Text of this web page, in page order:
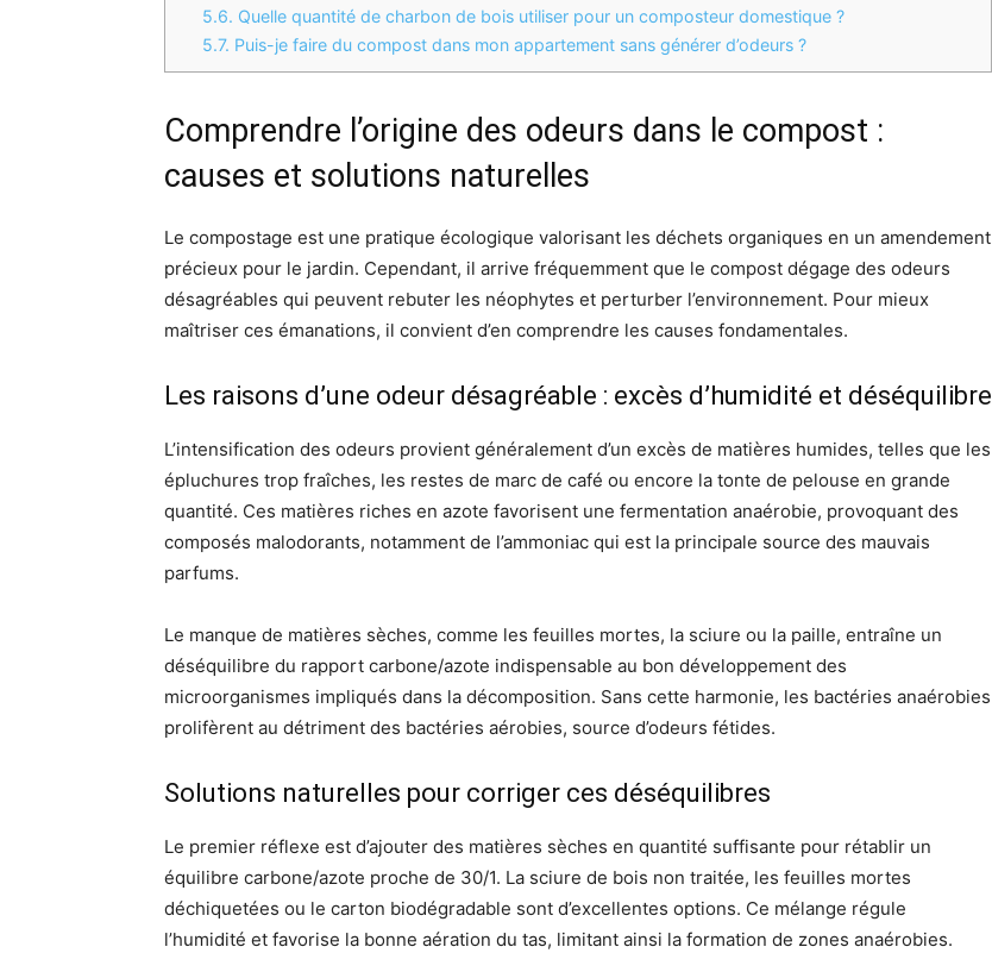
5.6. Quelle quantité de charbon de bois utiliser pour un composteur domestique ?
5.7. Puis-je faire du compost dans mon appartement sans générer d’odeurs ?
Comprendre l’origine des odeurs dans le compost :
causes et solutions naturelles
Le compostage est une pratique écologique valorisant les déchets organiques en un amendement
précieux pour le jardin. Cependant, il arrive fréquemment que le compost dégage des odeurs
désagréables qui peuvent rebuter les néophytes et perturber l’environnement. Pour mieux
maîtriser ces émanations, il convient d’en comprendre les causes fondamentales.
Les raisons d’une odeur désagréable : excès d’humidité et déséquilibre
L’intensification des odeurs provient généralement d’un excès de matières humides, telles que les
épluchures trop fraîches, les restes de marc de café ou encore la tonte de pelouse en grande
quantité. Ces matières riches en azote favorisent une fermentation anaérobie, provoquant des
composés malodorants, notamment de l’ammoniac qui est la principale source des mauvais
parfums.
Le manque de matières sèches, comme les feuilles mortes, la sciure ou la paille, entraîne un
déséquilibre du rapport carbone/azote indispensable au bon développement des
microorganismes impliqués dans la décomposition. Sans cette harmonie, les bactéries anaérobies
prolifèrent au détriment des bactéries aérobies, source d’odeurs fétides.
Solutions naturelles pour corriger ces déséquilibres
Le premier réflexe est d’ajouter des matières sèches en quantité suffisante pour rétablir un
équilibre carbone/azote proche de 30/1. La sciure de bois non traitée, les feuilles mortes
déchiquetées ou le carton biodégradable sont d’excellentes options. Ce mélange régule
l’humidité et favorise la bonne aération du tas, limitant ainsi la formation de zones anaérobies.